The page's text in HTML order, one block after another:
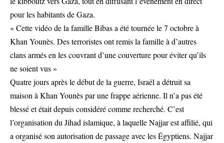
pour les habitants de Gaza.
« Cette vidéo de la famille Bibas a été tournée le 7 octobre à
Khan Younès. Des terroristes ont remis la famille à d’autres
clans armés en les couvrant d’une couverture pour éviter qu’ils
ne soient vus »
Quatre jours après le début de la guerre, Israël a détruit sa
maison à Khan Younès par une frappe aérienne. Il n’a pas été
blessé et était depuis considéré comme recherché. C’est
l’organisation du Jihad islamique, à laquelle Najjar est affilié, qui
a organisé son autorisation de passage avec les Égyptiens. Najjar